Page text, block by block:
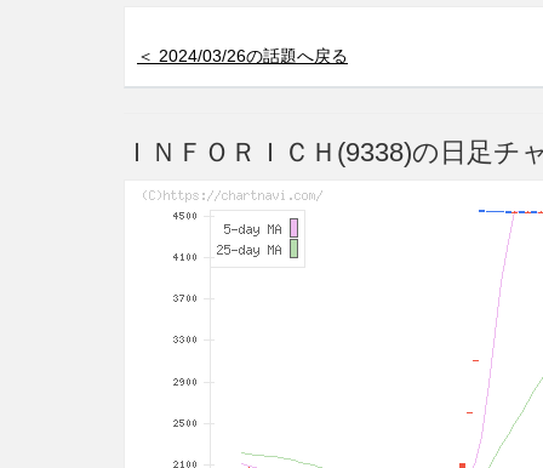
＜ 2024/03/26の話題へ戻る
ＩＮＦＯＲＩＣＨ(9338)の日足チ